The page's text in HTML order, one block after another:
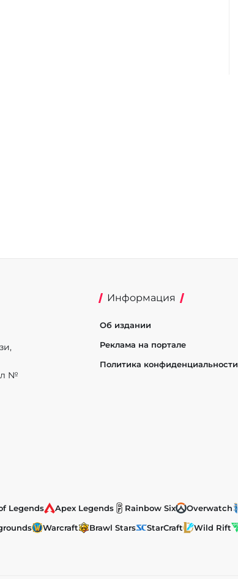
№
Информация
Об издании
Реклама на портале
Политика конфиденциальности
Legends Apex Legends Rainbow Six Overwatch
Warcraft Brawl Stars StarCraft Wild Rift